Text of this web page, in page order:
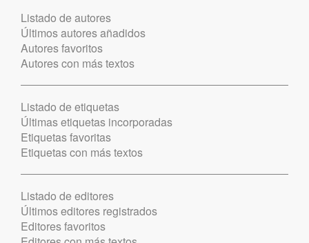
Listado de autores
Últimos autores añadidos
Autores favoritos
Autores con más textos
Listado de etiquetas
Últimas etiquetas incorporadas
Etiquetas favoritas
Etiquetas con más textos
Listado de editores
Últimos editores registrados
Editores favoritos